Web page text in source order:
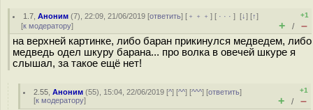
1.7 ,Аноним (7), 22:09, 21/06/2019 [ответить] [ ﹢﹢﹢] [ · · ·][↓] [↑]
[к модератору]
+1
+ / –
на верхней картинке, либо баран прикинулся медведем, либо
медведь одел шкуру барана... про волка в овечей шкуре я
слышал, за такое ещё нет!
2.55 ,Аноним (55), 15:04, 22/06/2019 [^] [^^] [^^^] [ответить]
[к модератору]
+1
+ / –